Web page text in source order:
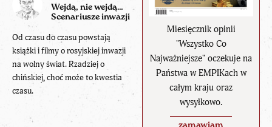
Miesięcznik opinii
"Wszystko Co
Najważniejsze" oczekuje na
Państwa w EMPIKach w
całym kraju oraz
wysyłkowo.
Wejdą, nie wejdą…
Scenariusze inwazji
Od czasu do czasu powstają
książki i filmy o rosyjskiej inwazji
na wolny świat. Rzadziej o
chińskiej, choć może to kwestia
czasu.